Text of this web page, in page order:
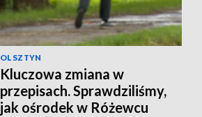
OLSZTYN
Kluczowa zmiana w
przepisach. Sprawdziliśmy,
jak ośrodek w Różewcu